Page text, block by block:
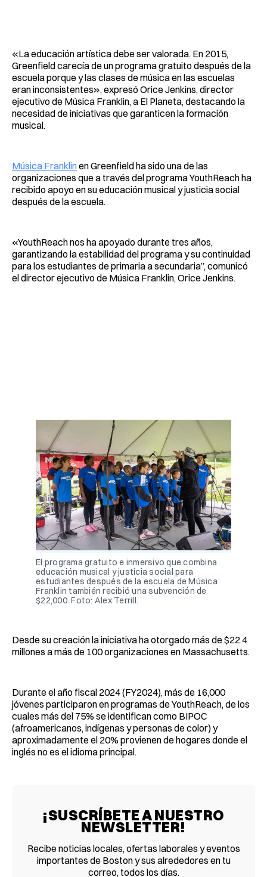
«La educación artística debe ser valorada. En 2015,
Greenfield carecía de un programa gratuito después de la
escuela porque y las clases de música en las escuelas
eran inconsistentes», expresó Orice Jenkins, director
ejecutivo de Música Franklin, a El Planeta, destacando la
necesidad de iniciativas que garanticen la formación
musical.
Música Franklinen Greenfield ha sido una de las
organizaciones que a través del programa YouthReach ha
recibido apoyo en su educación musical y justicia social
después de la escuela.
«YouthReach nos ha apoyado durante tres años,
garantizando la estabilidad del programa y su continuidad
para los estudiantes de primaria a secundaria”, comunicó
el director ejecutivo de Música Franklin, Orice Jenkins.
El programa gratuito e inmersivo que combina
educación musical y justicia social para
estudiantes después de la escuela de Música
Franklin también recibió una subvención de
$22,000. Foto: Alex Terrill.
Desde su creación la iniciativa ha otorgado más de $22.4
millones a más de 100 organizaciones en Massachusetts.
Durante el año fiscal 2024 (FY2024), más de 16,000
jóvenes participaron en programas de YouthReach, de los
cuales más del 75% se identifican como BIPOC
(afroamericanos, indígenas y personas de color) y
aproximadamente el 20% provienen de hogares donde el
inglés no es el idioma principal.
¡SUSCRÍBETE A NUESTRO
NEWSLETTER!
Recibe noticias locales, ofertas laborales y eventos
importantes de Boston y sus alrededores en tu
correo, todos los días.